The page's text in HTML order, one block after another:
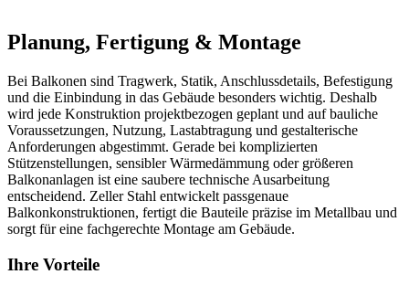
Planung, Fertigung & Montage
Bei Balkonen sind Tragwerk, Statik, Anschlussdetails, Befestigung
und die Einbindung in das Gebäude besonders wichtig. Deshalb
wird jede Konstruktion projektbezogen geplant und auf bauliche
Voraussetzungen, Nutzung, Lastabtragung und gestalterische
Anforderungen abgestimmt. Gerade bei komplizierten
Stützenstellungen, sensibler Wärmedämmung oder größeren
Balkonanlagen ist eine saubere technische Ausarbeitung
entscheidend. Zeller Stahl entwickelt passgenaue
Balkonkonstruktionen, fertigt die Bauteile präzise im Metallbau und
sorgt für eine fachgerechte Montage am Gebäude.
Ihre Vorteile